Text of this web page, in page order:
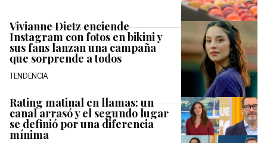
Vivianne Dietz enciende
Instagram con fotos en bikini y
sus fans lanzan una campaña
que sorprende a todos
TENDENCIA
Rating matinal en llamas: un
canal arrasó y el segundo lugar
se definió por una diferencia
mínima